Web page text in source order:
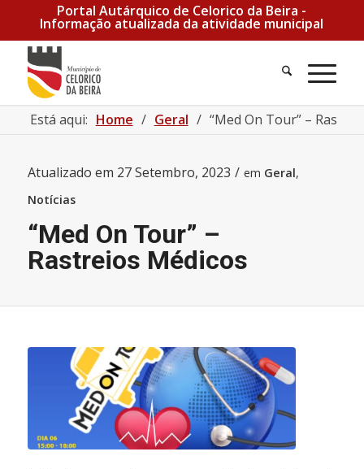
Portal Autárquico de Celorico da Beira -
Informação atualizada da atividade municipal
Pesquisa
Está aqui: Home / Geral / “Med On Tour” –
Atualizado em 27 Setembro, 2023 / em Geral,
Notícias
“Med On Tour” –
Rastreios Médicos